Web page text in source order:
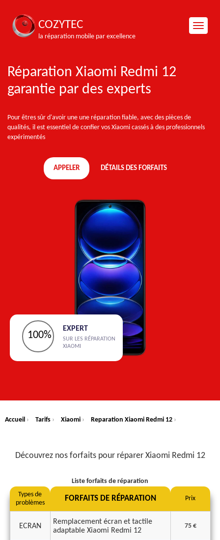
COZYTEC
la réparation mobile par excellence
Réparation Xiaomi Redmi 12
garantie par des experts
Pour êtres sûr d'avoir une une réparation fiable, avec des pièces de
qualités, il est essentiel de confier vos Xiaomi cassés à des professionnels
expérimentés
APPELER DÉTAILS DES FORFAITS
100%
EXPERT
SUR LES RÉPARATION
XIAOMI
Accueil › Tarifs › Xiaomi › Reparation Xiaomi Redmi 12 ›
Découvrez nos forfaits pour réparer Xiaomi Redmi 12
Liste forfaits de réparation
Types de
problèmes
FORFAITS DE RÉPARATION Prix
ECRAN
Remplacement écran et tactile
adaptable Xiaomi Redmi 12
75 €